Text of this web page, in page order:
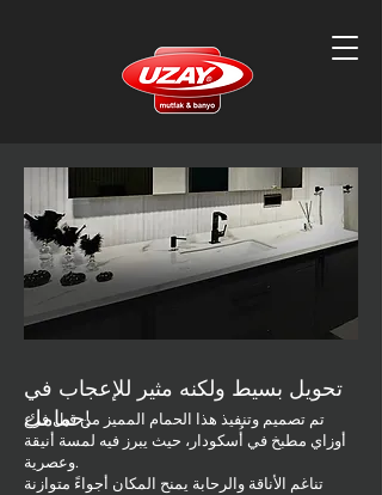
تحويل بسيط ولكنه مثير للإعجاب في
حمامك!
تم تصميم وتنفيذ هذا الحمام المميز من قبل فرع
أوزاي مطبخ في أُسكودار، حيث يبرز فيه لمسة أنيقة
وعصرية.
تناغم الأناقة والرحابة يمنح المكان أجواءً متوازنة